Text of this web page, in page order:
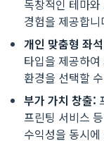
독창적인 테마
경험을 제공합니
개인 맞춤형 좌
타입을 제공하
환경을 선택할
부가 가치 창출:
프린팅 서비스
수익성을 동시